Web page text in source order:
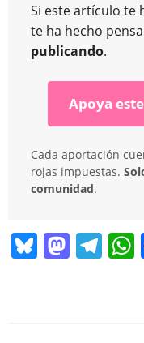
Si este artículo te
te ha hecho
publicando.
Apoya
Cada aportación
rojas impuestas.
comunidad.
Bl M T